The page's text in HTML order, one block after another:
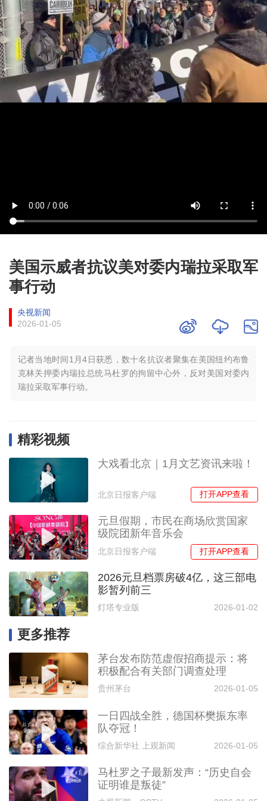
美国示威者抗议美对委内瑞拉采取军
事行动
央视新闻
2026-01-05
记者当地时间1月4日获悉，数十名抗议者聚集在美国纽约布鲁
克林关押委内瑞拉总统马杜罗的拘留中心外，反对美国对委内
瑞拉采取军事行动。
精彩视频
大戏看北京｜1月文艺资讯来啦！
北京日报客户端 打开APP查看
元旦假期，市民在商场欣赏国家
级院团新年音乐会
北京日报客户端 打开APP查看
2026元旦档票房破4亿，这三部电
影暂列前三
灯塔专业版 2026-01-02
更多推荐
茅台发布防范虚假招商提示：将
积极配合有关部门调查处理
贵州茅台 2026-01-05
一日四战全胜，德国杯樊振东率
队夺冠！
综合新华社 上观新闻 2026-01-05
马杜罗之子最新发声：“历史自会
证明谁是叛徒”